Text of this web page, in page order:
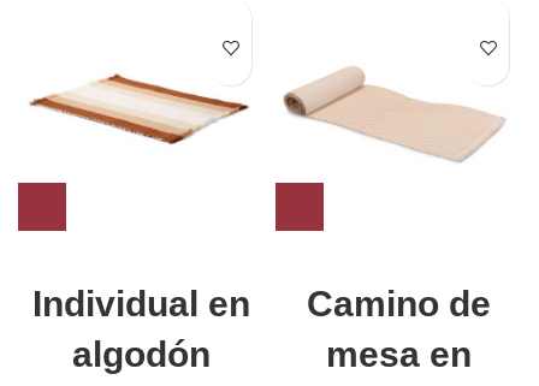
Individual en
algodón
Camino de
mesa en